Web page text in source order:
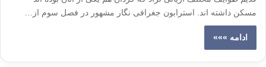
مسکن داشته اند. استرابون جغرافی نگار مشهور در فصل سوم از…
ادامه »»»